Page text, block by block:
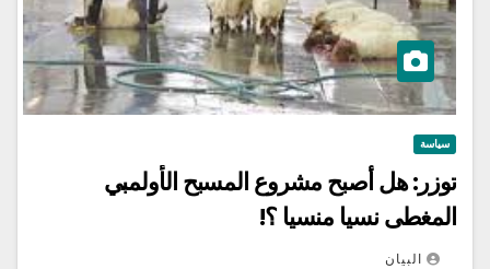
سياسة
توزر: هل أصبح مشروع المسبح الأولمبي
المغطى نسيا منسيا ؟!
البيان